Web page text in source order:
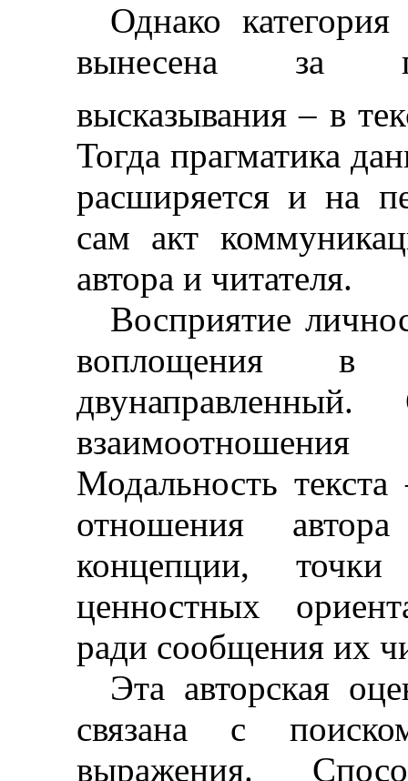
Однако
вынесена за
высказывания– в
Тогда прагматика
расширяется и на
сам акт
автора и читателя.
Восприятие
воплощения
Модальность текста
отношения
концепции,
ценностных
ради сообщения их
Эта авторская
связана с
выражения.